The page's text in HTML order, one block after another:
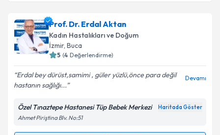
kapsamda işlenmesini kabul ediyorum.
Takvim Talebini Gönder
Op. Dr. Fahri Molaiçin randevu takvimi talebi
oluşturun. Size bu uzmandan randevu almanız için bir
takvim hazırlandığında e-posta ile bilgilendireceğiz.
Kişisel verilerimin işlenmesine ilişkin
Aydınlatma
Metni'ni okudum ve kişisel verilerimin belirtilen
kapsamda işlenmesini kabul ediyorum.
Prof. Dr. Erdal Aktan
Kadın Hastalıkları ve Doğum
İzmir, Buca
5 (4 Değerlendirme)
Erdal bey dürüst,samimi , güler yüzlü,önce para değil
hastanın sağlığı...
Devamı
Özel Tınaztepe Hastanesi Tüp Bebek Merkezi Haritada Göster
Ahmet Piriştina Blv. No:51